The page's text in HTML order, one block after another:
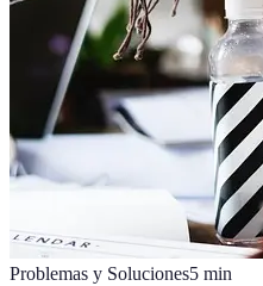
Problemas y Soluciones5 min